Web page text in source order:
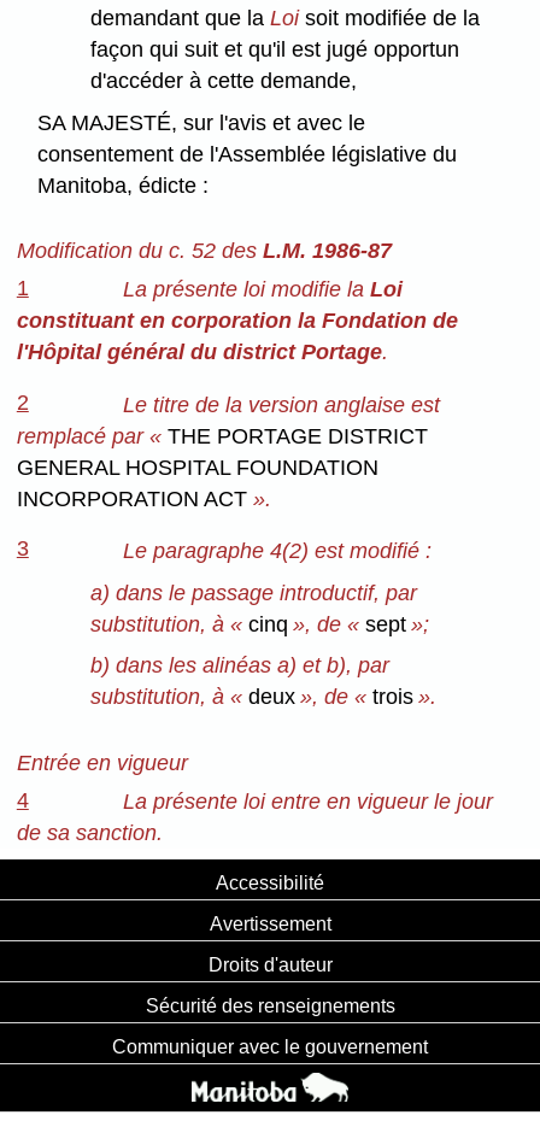
demandant que laLoisoit modifiée de la
façon qui suit et qu'il est jugé opportun
d'accéder à cette demande,
SA MAJESTÉ, sur l'avis et avec le
consentement de l'Assemblée législative du
Manitoba, édicte :
Modification du c. 52 des L.M. 1986-87
1
La présente loi modifie la Loi
constituant en corporation la Fondation de
l'Hôpital général du district Portage.
2
Le titre de la version anglaise est
remplacé par « THE PORTAGE DISTRICT
GENERAL HOSPITAL FOUNDATION
INCORPORATION ACT ».
3
Le paragraphe 4(2) est modifié :
a) dans le passage introductif, par
substitution, à «cinq », de «sept »;
b) dans les alinéas a) et b), par
substitution, à «deux », de «trois ».
Entrée en vigueur
4
La présente loi entre en vigueur le jour
de sa sanction.
Accessibilité
Avertissement
Droits d'auteur
Sécurité des renseignements
Communiquer avec le gouvernement